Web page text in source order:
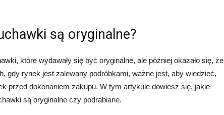
są oryginalne?
które wydawały się być oryginalne, ale później okazało się, że
gdy rynek jest zalewany podróbkami, ważne jest, aby wiedzieć,
przed dokonaniem zakupu. W tym artykule dowiesz się, jakie
są oryginalne czy podrabiane.